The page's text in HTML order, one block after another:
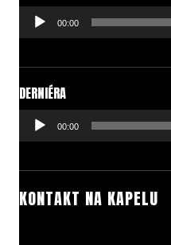
Audio
přehrávač
00:00
DERNIÉRA
Audio
přehrávač
00:00
KONTAKT NA KAPELU